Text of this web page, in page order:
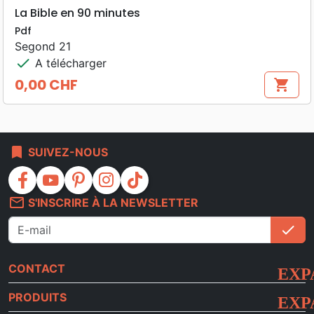
La Bible en 90 minutes
Pdf
Segond 21
check A télécharger
Prix
0,00 CHF shopping_cart
bookmark SUIVEZ-NOUS
facebook youtube pinterest instagram
tiktok
mail_outline S'INSCRIRE À LA NEWSLETTER
check
CONTACT
PRODUITS